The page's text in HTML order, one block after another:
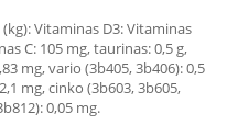
Vitaminas D3: Vitaminas
C: 105 mg, taurinas: 0,5 g,
mg, vario (3b405, 3b406): 0,5
mg, cinko (3b603, 3b605,
0,05 mg.